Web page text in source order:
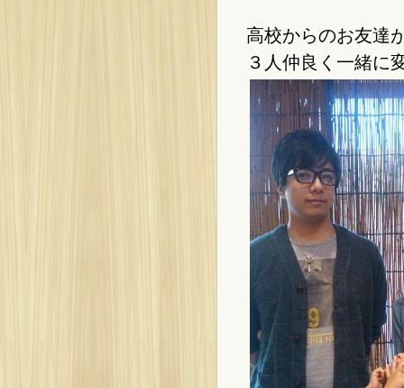
高校からのお友達
３人仲良く一緒に